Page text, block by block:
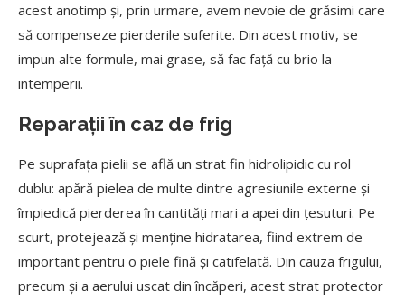
acest anotimp și, prin urmare, avem nevoie de grăsimi care
să compenseze pierderile suferite. Din acest motiv, se
impun alte formule, mai grase, să fac față cu brio la
intemperii.
Reparații în caz de frig
Pe suprafața pielii se află un strat fin hidrolipidic cu rol
dublu: apără pielea de multe dintre agresiunile externe și
împiedică pierderea în cantități mari a apei din țesuturi. Pe
scurt, protejează și menține hidratarea, fiind extrem de
important pentru o piele fină și catifelată. Din cauza frigului,
precum și a aerului uscat din încăperi, acest strat protector